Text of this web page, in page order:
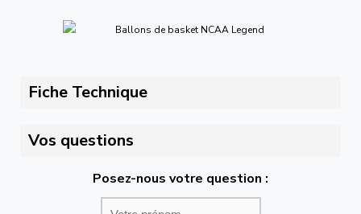
Fiche Technique
Vos questions
Posez-nous votre question :